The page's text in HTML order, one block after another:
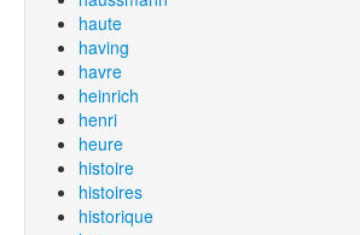
haute
having
havre
heinrich
henri
heure
histoire
histoires
historique